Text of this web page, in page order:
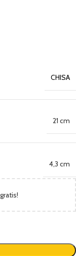
CHISA
21 cm
4,3 cm